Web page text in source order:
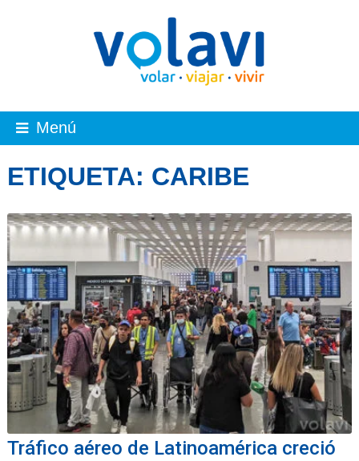
Menú
ETIQUETA: CARIBE
Tráfico aéreo de Latinoamérica creció